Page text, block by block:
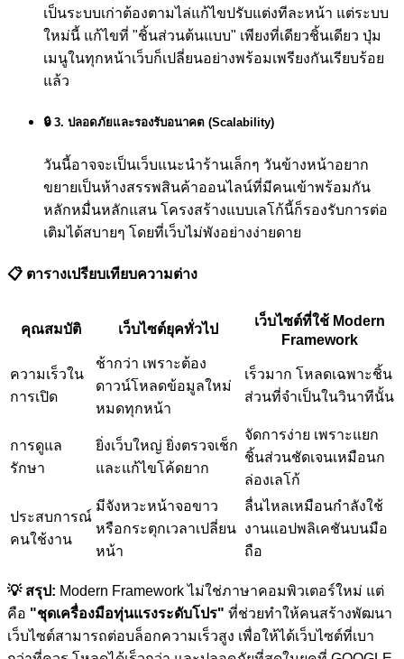
เป็นระบบเก่าต้องตามไล่แก้ไขปรับแต่งทีละหน้า แต่ระบบ
ใหม่นี้ แก้ไขที่ "ชิ้นส่วนต้นแบบ" เพียงที่เดียวชิ้นเดียว ปุ่ม
เมนูในทุกหน้าเว็บก็เปลี่ยนอย่างพร้อมเพรียงกันเรียบร้อย
แล้ว
🔒 3. ปลอดภัยและรองรับอนาคต (Scalability)
วันนี้อาจจะเป็นเว็บแนะนำร้านเล็กๆ วันข้างหน้าอยาก
ขยายเป็นห้างสรรพสินค้าออนไลน์ที่มีคนเข้าพร้อมกัน
หลักหมื่นหลักแสน โครงสร้างแบบเลโก้นี้ก็รองรับการต่อ
เติมได้สบายๆ โดยที่เว็บไม่พังอย่างง่ายดาย
📋 ตารางเปรียบเทียบความต่าง
คุณสมบัติ เว็บไซต์ยุคทั่วไป
เว็บไซต์ที่ใช้ Modern
Framework
ความเร็วใน
การเปิด
ช้ากว่า เพราะต้อง
ดาวน์โหลดข้อมูลใหม่
หมดทุกหน้า
เร็วมาก โหลดเฉพาะชิ้น
ส่วนที่จำเป็นในวินาทีนั้น
การดูแล
รักษา
ยิ่งเว็บใหญ่ ยิ่งตรวจเช็ก
และแก้ไขโค้ดยาก
จัดการง่าย เพราะแยก
ชิ้นส่วนชัดเจนเหมือนก
ล่องเลโก้
ประสบการณ์
คนใช้งาน
มีจังหวะหน้าจอขาว
หรือกระตุกเวลาเปลี่ยน
หน้า
ลื่นไหลเหมือนกำลังใช้
งานแอปพลิเคชันบนมือ
ถือ
💡 สรุป: Modern Framework ไม่ใช่ภาษาคอมพิวเตอร์ใหม่ แต่
คือ "ชุดเครื่องมือทุ่นแรงระดับโปร" ที่ช่วยทำให้คนสร้างพัฒนา
เว็บไซต์สามารถต่อบล็อกความเร็วสูง เพื่อให้ได้เว็บไซต์ที่เบา